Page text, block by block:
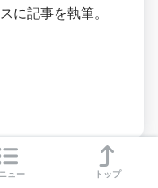
に記事を執筆。
ュー トップ